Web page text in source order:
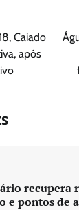
Caiado
após
recupera
e pontos de